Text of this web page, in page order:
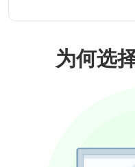
为何选